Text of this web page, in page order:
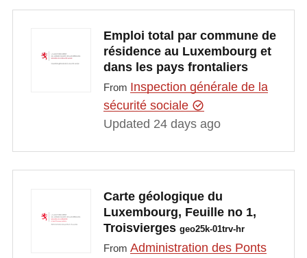
Emploi total par commune de
résidence au Luxembourg et
dans les pays frontaliers
From Inspection générale de la
sécurité sociale
Updated 24 days ago
Carte géologique du
Luxembourg, Feuille no 1,
Troisvierges geo25k-01trv-hr
From Administration des Ponts